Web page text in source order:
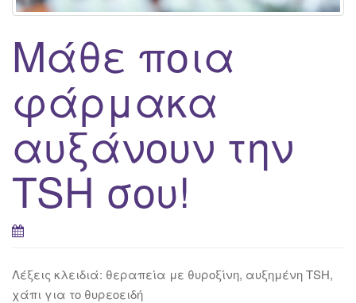
Μάθε ποια
φάρμακα
αυξάνουν την
TSH σου!
Λέξεις κλειδιά: θεραπεία με θυροξίνη, αυξημένη TSH,
χάπι για το θυρεοειδή